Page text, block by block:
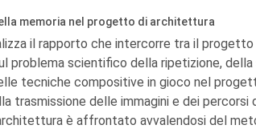
memoria nel progetto di architettura
il rapporto che intercorre tra il progetto
problema scientifico della ripetizione,
tecniche compositive in gioco nel
trasmissione delle immagini e dei percorsi
è affrontato avvalendosi del